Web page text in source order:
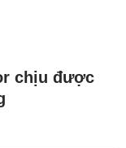
chịu được